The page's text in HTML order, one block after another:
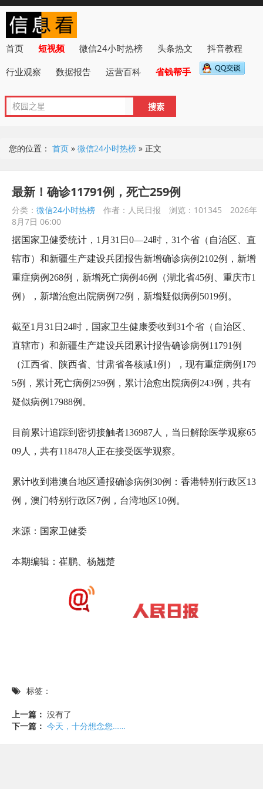
首页 短视频 微信24小时热榜 头条热文
抖音教程
行业观察
数据报告 运营百科 省钱帮手
您的位置： 首页 » 微信24小时热榜 » 正文
最新！确诊11791例，死亡259例
分类： 微信24小时热榜 作者：人民日报 浏览：101345
2026年
8月7日 06:00
据国家卫健委统计，1月31日0—24时，31个省（自治区、直
辖市）和新疆生产建设兵团报告新增确诊病例2102例，新增
重症病例268例，新增死亡病例46例（湖北省45例、重庆市1
例），新增治愈出院病例72例，新增疑似病例5019例。
截至1月31日24时，国家卫生健康委收到31个省（自治区、
直辖市）和新疆生产建设兵团累计报告确诊病例11791例
（江西省、陕西省、甘肃省各核减1例），现有重症病例179
5例，累计死亡病例259例，累计治愈出院病例243例，共有
疑似病例17988例。
目前累计追踪到密切接触者136987人，当日解除医学观察65
09人，共有118478人正在接受医学观察。
累计收到港澳台地区通报确诊病例30例：香港特别行政区13
例，澳门特别行政区7例，台湾地区10例。
来源：国家卫健委
本期编辑：崔鹏、杨翘楚
标签：
上一篇： 没有了
下一篇： 今天，十分想念您……